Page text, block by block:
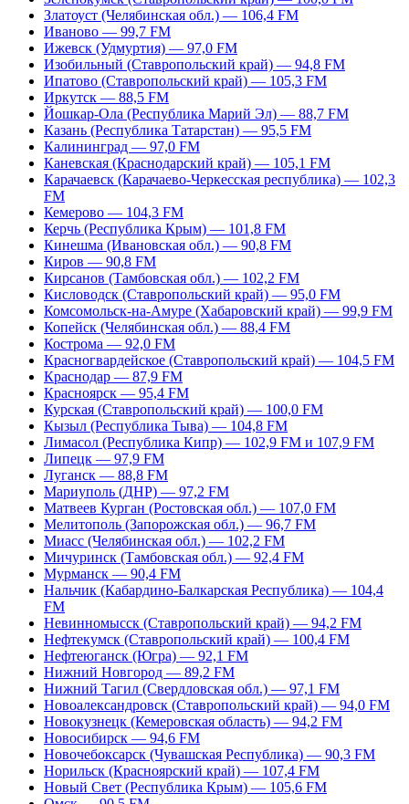
Златоуст (Челябинская обл.) — 106,4 FM
Иваново — 99,7 FM
Ижевск (Удмуртия) — 97,0 FM
Изобильный (Ставропольский край) — 94,8 FM
Ипатово (Ставропольский край) — 105,3 FM
Иркутск — 88,5 FM
Йошкар-Ола (Республика Марий Эл) — 88,7 FM
Казань (Республика Татарстан) — 95,5 FM
Калининград — 97,0 FM
Каневская (Краснодарский край) — 105,1 FM
Карачаевск (Карачаево-Черкесская республика) — 102,3
FM
Кемерово — 104,3 FM
Керчь (Республика Крым) — 101,8 FM
Кинешма (Ивановская обл.) — 90,8 FM
Киров — 90,8 FM
Кирсанов (Тамбовская обл.) — 102,2 FM
Кисловодск (Ставропольский край) — 95,0 FM
Комсомольск-на-Амуре (Хабаровский край) — 99,9 FM
Копейск (Челябинская обл.) — 88,4 FM
Кострома — 92,0 FM
Красногвардейское (Ставропольский край) — 104,5 FM
Краснодар — 87,9 FM
Красноярск — 95,4 FM
Курская (Ставропольский край) — 100,0 FM
Кызыл (Республика Тыва) — 104,8 FM
Лимасол (Республика Кипр) — 102,9 FM и 107,9 FM
Липецк — 97,9 FM
Луганск — 88,8 FM
Мариуполь (ДНР) — 97,2 FM
Матвеев Курган (Ростовская обл.) — 107,0 FM
Мелитополь (Запорожская обл.) — 96,7 FM
Миасс (Челябинская обл.) — 102,2 FM
Мичуринск (Тамбовская обл.) — 92,4 FM
Мурманск — 90,4 FM
Нальчик (Кабардино-Балкарская Республика) — 104,4
FM
Невинномысск (Ставропольский край) — 94,2 FM
Нефтекумск (Ставропольский край) — 100,4 FM
Нефтеюганск (Югра) — 92,1 FM
Нижний Новгород — 89,2 FM
Нижний Тагил (Свердловская обл.) — 97,1 FM
Новоалександровск (Ставропольский край) — 94,0 FM
Новокузнецк (Кемеровская область) — 94,2 FM
Новосибирск — 94,6 FM
Новочебоксарск (Чувашская Республика) — 90,3 FM
Норильск (Красноярский край) — 107,4 FM
Новый Свет (Республика Крым) — 105,6 FM